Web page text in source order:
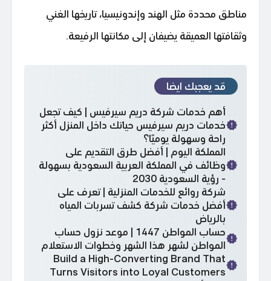
مناطق محددة مثل الهند وإندونيسيا، تاريخها الغني
وثقافتها العميقة يضيفان إلى مكانتها الرفيعة.
قد يعجبك ايضا
أهم خدمات شركة دريم سيرفيس | كيف تجعل
خدمات دريم سيرفيس حياتك داخل المنزل أكثر
راحة وسهولة يوميًا؟
المملكة اليوم | أفضل طرق التقديم على
وظائف في المملكة العربية السعودية بسهولة
- رؤية السعودية 2030
شركة روائع للخدمات المنزلية | تعرف على
أفضل خدمات شركة كشف تسربات المياه
بالرياض
حساب المواطن 1447 | موعد نزول حساب
المواطن لشهر هذا الشهر وخطوات الاستعلام
Build a High-Converting Brand That
Turns Visitors into Loyal Customers